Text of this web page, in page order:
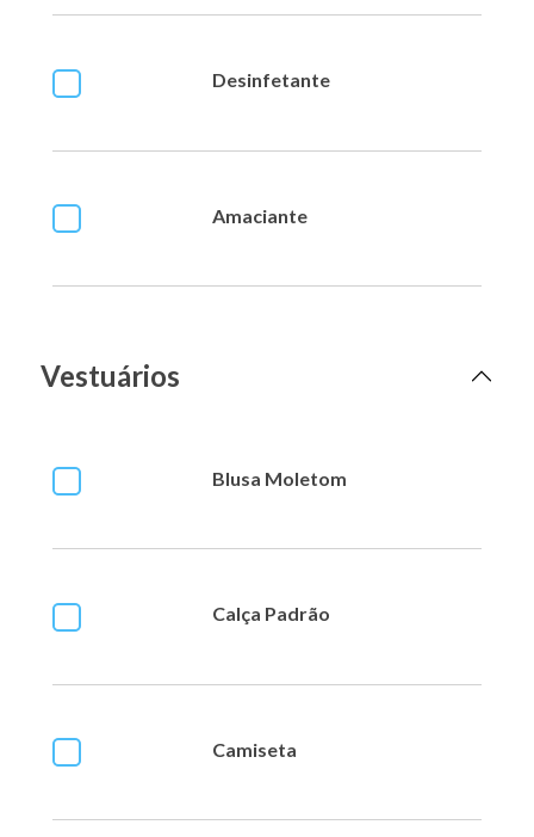
Desinfetante
Amaciante
Vestuários
Blusa Moletom
Calça Padrão
Camiseta